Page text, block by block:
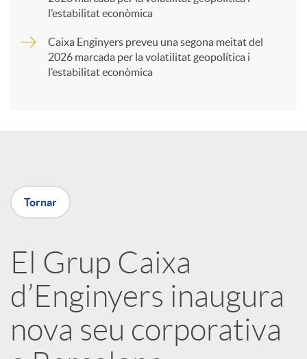
X
r
x
l’estabilitat econòmica
Caixa Enginyers preveu una segona meitat del
2026 marcada per la volatilitat geopolítica i
l’estabilitat econòmica
Tornar
El Grup Caixa
d’Enginyers inaugura
nova seu corporativa